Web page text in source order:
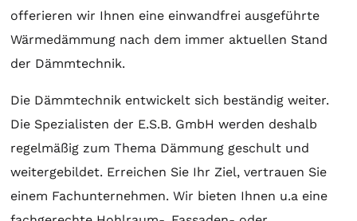
offerieren wir Ihnen eine einwandfrei ausgeführte
Wärmedämmung nach dem immer aktuellen Stand
der Dämmtechnik.
Die Dämmtechnik entwickelt sich beständig weiter.
Die Spezialisten der E.S.B. GmbH werden deshalb
regelmäßig zum Thema Dämmung geschult und
weitergebildet. Erreichen Sie Ihr Ziel, vertrauen Sie
einem Fachunternehmen. Wir bieten Ihnen u.a eine